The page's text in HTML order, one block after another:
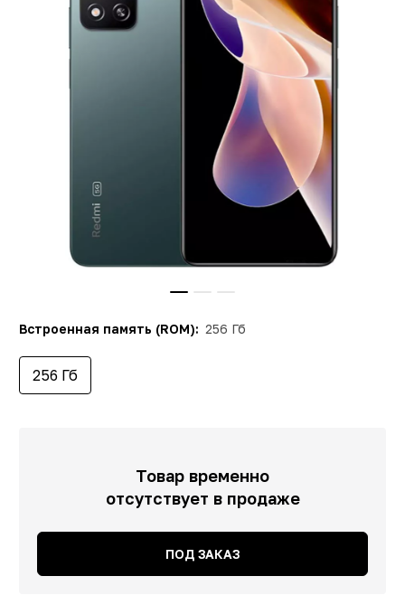
Встроенная память (ROM): 256 Гб
256 Гб
Товар временно
отсутствует в продаже
ПОД ЗАКАЗ